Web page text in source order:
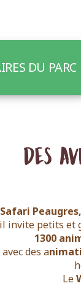
DU PARC
Des
Peaugres,
invite petits et
1300
des a
Le